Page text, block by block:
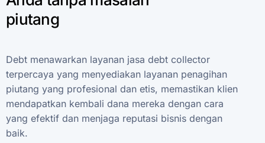
piutang
Debt menawarkan layanan jasa debt collector
terpercaya yang menyediakan layanan penagihan
piutang yang profesional dan etis, memastikan klien
mendapatkan kembali dana mereka dengan cara
yang efektif dan menjaga reputasi bisnis dengan
baik.